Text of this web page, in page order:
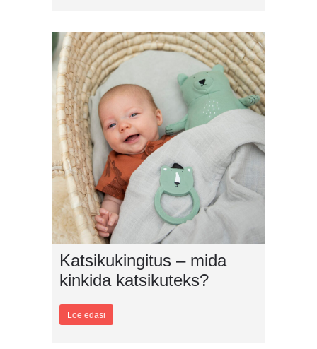
Katsikukingitus – mida
kinkida katsikuteks?
Loe edasi